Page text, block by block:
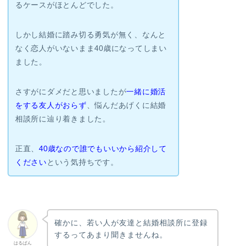
るケースがほとんどでした。
しかし結婚に踏み切る勇気が無く、なんと
なく恋人がいないまま40歳になってしまい
ました。
さすがにダメだと思いましたが一緒に婚活
をする友人がおらず 、悩んだあげくに結婚
相談所に辿り着きました。
正直、40歳なので誰でもいいから紹介して
ください という気持ちです。
はるぱん
確かに、若い人が友達と結婚相談所に登録
するってあまり聞きませんね。